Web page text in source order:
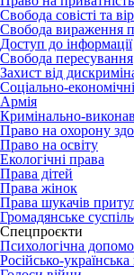
Свобода совісті та
Свобода вираження
Доступ до інформації
Свобода пересування
Захист від
Соціально-
Армія
Кримінально-
Право на охорону
Право на освіту
Екологічні права
Права дітей
Права жінок
Права шукачів
Громадянське
Спецпроєкти
Психологічна
Російсько-українська